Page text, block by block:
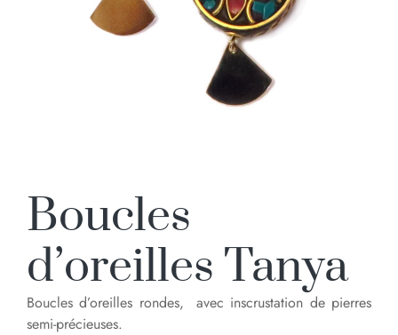
Boucles
d’oreilles Tanya
Boucles d’oreilles rondes, avec inscrustation de pierres
semi-précieuses.